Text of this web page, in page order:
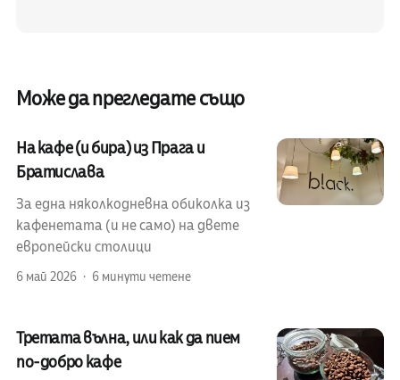
Може да прегледате също
На кафе (и бира) из Прага и
Братислава
За една няколкодневна обиколка из
кафенетата (и не само) на двете
европейски столици
6 май 2026 6 минути четене
Третата вълна, или как да пием
по-добро кафе